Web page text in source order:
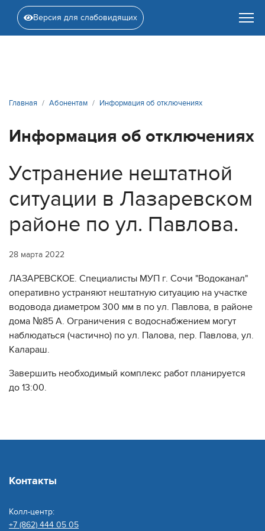
Версия для слабовидящих
Главная Абонентам Информация об отключениях
Информация об отключениях
Устранение нештатной
ситуации в Лазаревском
районе по ул. Павлова.
28 марта 2022
ЛАЗАРЕВСКОЕ. Специалисты МУП г. Сочи "Водоканал"
оперативно устраняют нештатную ситуацию на участке
водовода диаметром 300 мм в по ул. Павлова, в районе
дома №85 А. Ограничения с водоснабжением могут
наблюдаться (частично) по ул. Палова, пер. Павлова, ул.
Калараш.
Завершить необходимый комплекс работ планируется
до 13:00.
Контакты
Колл-центр:
+7 (862) 444 05 05